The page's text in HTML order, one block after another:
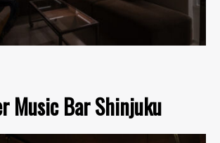
Music Bar Shinjuku